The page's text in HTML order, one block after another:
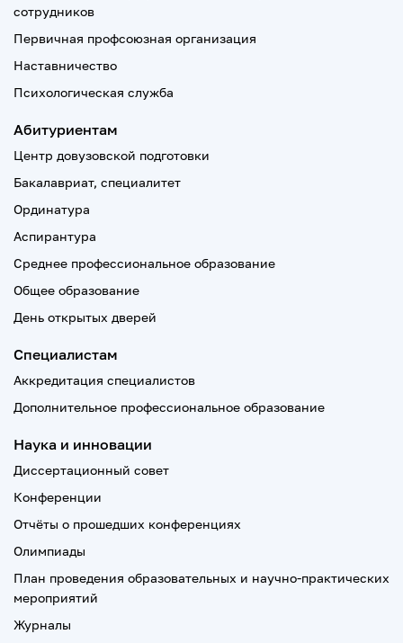
сотрудников
Первичная профсоюзная организация
Наставничество
Психологическая служба
Абитуриентам
Центр довузовской подготовки
Бакалавриат, специалитет
Ординатура
Аспирантура
Среднее профессиональное образование
Общее образование
День открытых дверей
Специалистам
Аккредитация специалистов
Дополнительное профессиональное образование
Наука и инновации
Диссертационный совет
Конференции
Отчёты о прошедших конференциях
Олимпиады
План проведения образовательных и научно-практических
мероприятий
Журналы